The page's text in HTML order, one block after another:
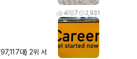
4 7 2,931